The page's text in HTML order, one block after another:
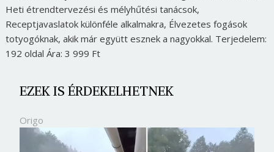
Heti étrendtervezési és mélyhűtési tanácsok,
Receptjavaslatok különféle alkalmakra, Élvezetes fogások
totyogóknak, akik már együtt esznek a nagyokkal. Terjedelem:
192 oldal Ára: 3 999 Ft
EZEK IS ÉRDEKELHETNEK
Origo